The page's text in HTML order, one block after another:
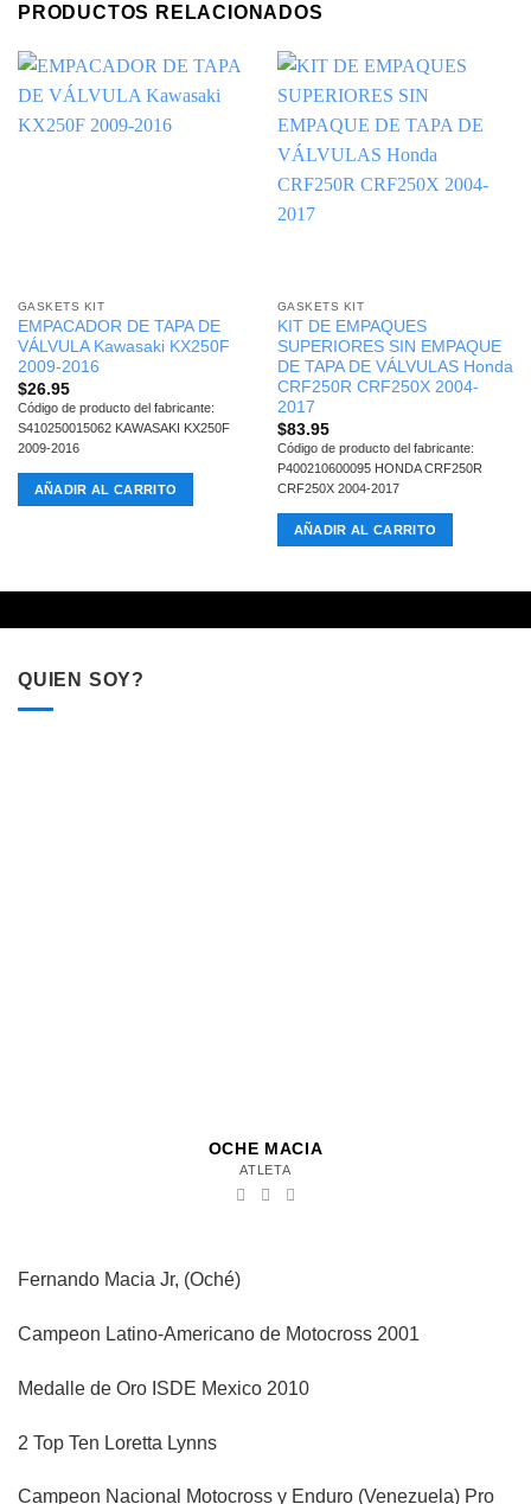
PRODUCTOS RELACIONADOS
GASKETS KIT
EMPACADOR DE TAPA DE
VÁLVULA Kawasaki KX250F
2009-2016
$26.95
Código de producto del fabricante:
S410250015062 KAWASAKI KX250F
2009-2016
AÑADIR AL CARRITO
GASKETS KIT
KIT DE EMPAQUES
SUPERIORES SIN EMPAQUE
DE TAPA DE VÁLVULAS Honda
CRF250R CRF250X 2004-
2017
$83.95
Código de producto del fabricante:
P400210600095 HONDA CRF250R
CRF250X 2004-2017
AÑADIR AL CARRITO
QUIEN SOY?
OCHE MACIA
ATLETA
Fernando Macia Jr, (Oché)
Campeon Latino-Americano de Motocross 2001
Medalle de Oro ISDE Mexico 2010
2 Top Ten Loretta Lynns
Campeon Nacional Motocross y Enduro (Venezuela) Pro